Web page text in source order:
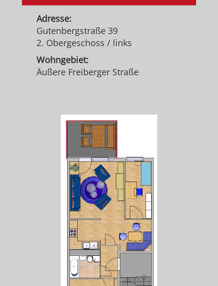
Adresse:
Gutenbergstraße 39
2. Obergeschoss / links
Wohngebiet:
Äußere Freiberger Straße